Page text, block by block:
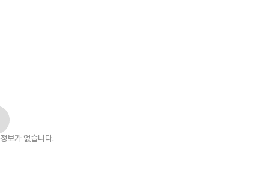
정보가 없습니다.